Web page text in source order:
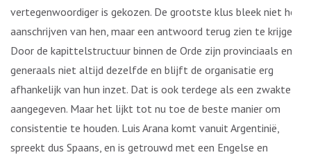
vertegenwoordiger is gekozen. De grootste klus bleek niet het
aanschrijven van hen, maar een antwoord terug zien te krijgen.
Door de kapittelstructuur binnen de Orde zijn provinciaals en
generaals niet altijd dezelfde en blijft de organisatie erg
afhankelijk van hun inzet. Dat is ook terdege als een zwakte
aangegeven. Maar het lijkt tot nu toe de beste manier om
consistentie te houden. Luis Arana komt vanuit Argentinië,
spreekt dus Spaans, en is getrouwd met een Engelse en